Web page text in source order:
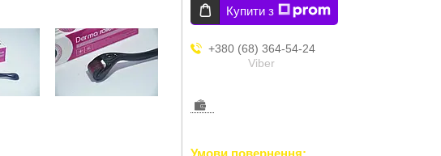
Купити з
+380 (68) 364-54-24
Viber